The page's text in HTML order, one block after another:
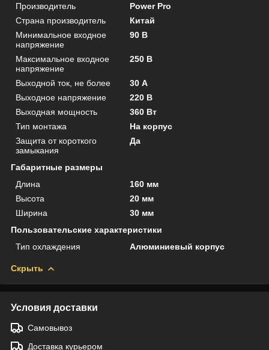
Производитель
Power Pro
Страна производитель
Китай
Минимальное входное
напряжение
90 В
Максимальное входное
напряжение
250 В
Выходной ток, не более
30 А
Выходное напряжение
220 В
Выходная мощность
360 Вт
Тип монтажа
На корпус
Защита от короткого
замыкания
Да
Габаритные размеры
Длина
160 мм
Высота
20 мм
Ширина
30 мм
Пользовательские характеристики
Тип охлаждения
Алюминиевый корпус
Скрыть
Условия доставки
Самовывоз
Доставка курьером